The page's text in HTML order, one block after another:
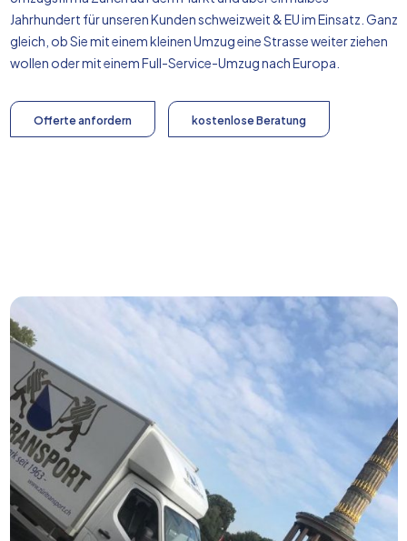
Jahrhundert für unseren Kunden schweizweit & EU im Einsatz. Ganz
gleich, ob Sie mit einem kleinen Umzug eine Strasse weiter ziehen
wollen oder mit einem Full-Service-Umzug nachEuropa
Offerte anfordern kostenlose Beratung